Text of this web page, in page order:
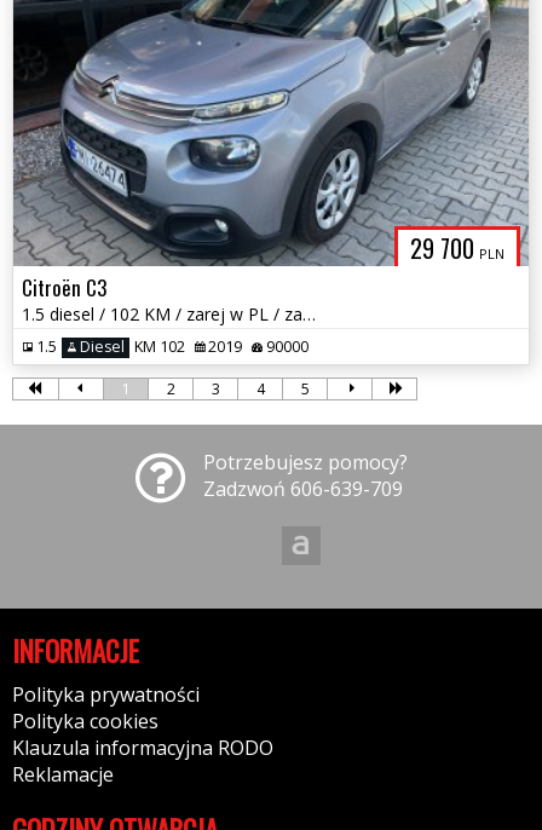
29 700 PLN
Citroën C3
1.5 diesel / 102 KM / zarej w PL / zadbany / możliwa zamiana
1.5 Diesel KM 102 2019 90000
1 2 3 4 5
Potrzebujesz pomocy?
Zadzwoń 606-639-709
INFORMACJE
Polityka prywatności
Polityka cookies
Klauzula informacyjna RODO
Reklamacje